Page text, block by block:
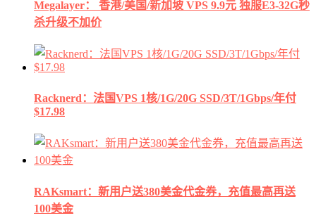
Megalayer： 香港/美国/新加坡 VPS 9.9元 独服E3-32G秒
杀升级不加价
Racknerd：法国VPS 1核/1G/20G SSD/3T/1Gbps/年付
$17.98
RAKsmart：新用户送380美金代金券，充值最高再送
100美金